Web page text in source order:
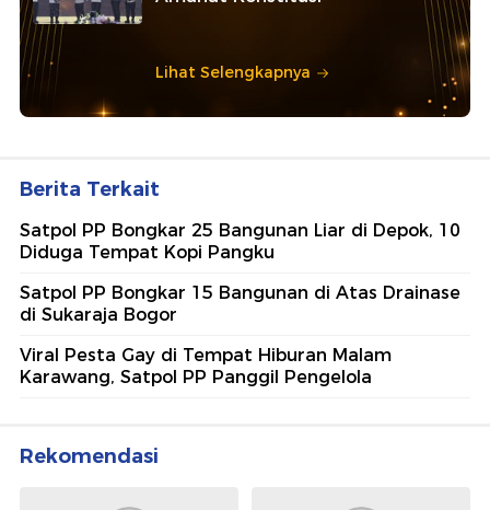
Lihat Selengkapnya
Berita Terkait
Satpol PP Bongkar 25 Bangunan Liar di Depok, 10
Diduga Tempat Kopi Pangku
Satpol PP Bongkar 15 Bangunan di Atas Drainase
di Sukaraja Bogor
Viral Pesta Gay di Tempat Hiburan Malam
Karawang, Satpol PP Panggil Pengelola
Rekomendasi